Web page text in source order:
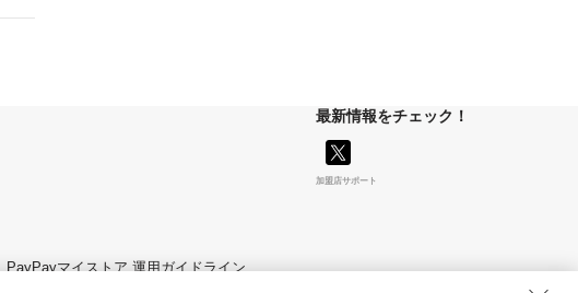
PayPayマイストア 運用ガイドライン
最新情報をチェック！
加盟店サポート